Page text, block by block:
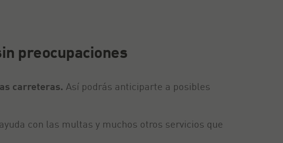
preocupaciones
carreteras. Así podrás anticiparte a posibles
con las multas y muchos otros servicios que